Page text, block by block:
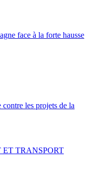
face à la forte hausse
contre les projets de la
TRANSPORT